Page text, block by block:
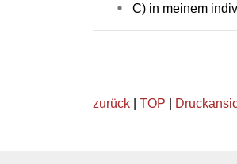
C) in meinem
zurück TOP